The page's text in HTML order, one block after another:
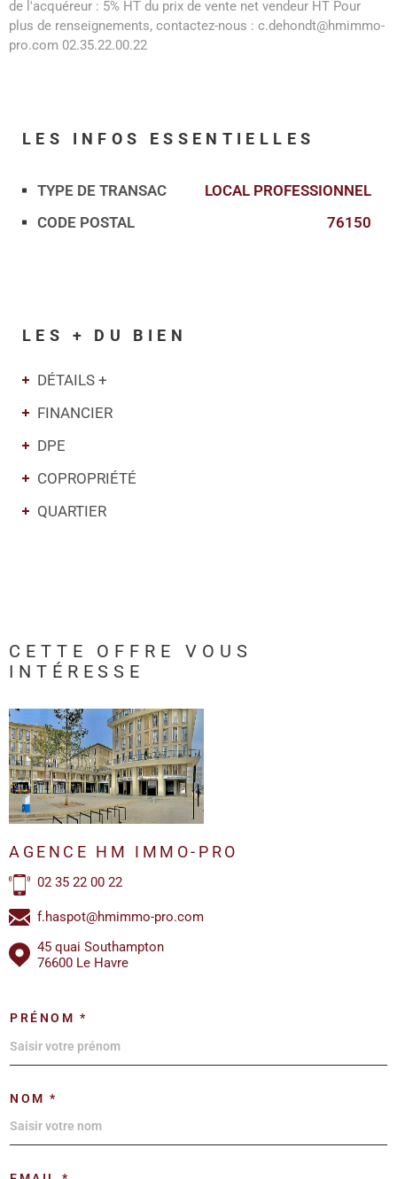
de l'acquéreur : 5% HT du prix de vente net vendeur HT Pour
plus de renseignements, contactez-nous : c.dehondt@hmimmo-
pro.com 02.35.22.00.22
LES INFOS ESSENTIELLES
Caractérisque Valeurs
TYPE DE TRANSAC
LOCAL PROFESSIONNEL
CODE POSTAL
76150
LES + DU BIEN
DÉTAILS +
FINANCIER
DPE
COPROPRIÉTÉ
QUARTIER
CETTE OFFRE
VOUS
INTÉRESSE
AGENCE HM IMMO-PRO
02 35 22 00 22
f.haspot@hmimmo-pro.com
45 quai Southampton
76600 Le Havre
PRÉNOM *
NOM *